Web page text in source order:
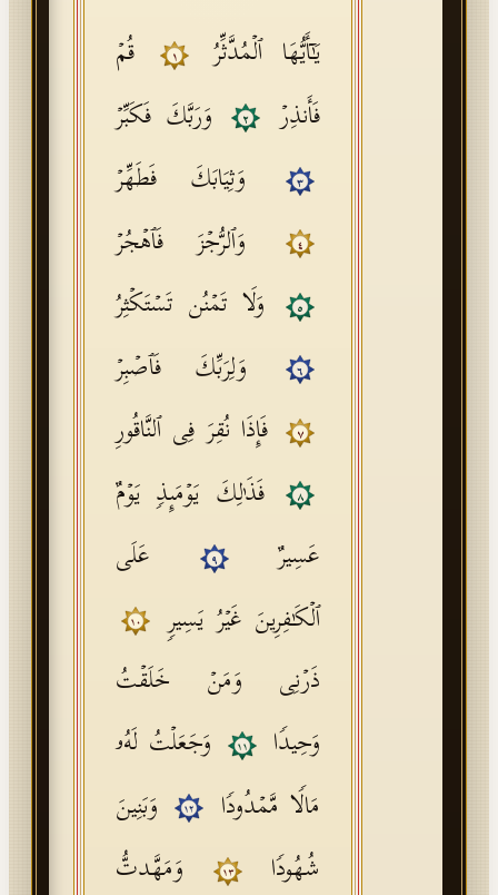
یَـٰۤأَیُّهَا ٱلۡمُدَّثِّرُ ١
قُمۡ
فَأَنذِرۡ
٢ وَرَبَّكَ فَكَبِّرۡ
٣ وَثِیَابَكَ فَطَهِّرۡ
٤ وَٱلرُّجۡزَ فَٱهۡجُرۡ
٥ وَلَا تَمۡنُن تَسۡتَكۡثِرُ
٦ وَلِرَبِّكَ فَٱصۡبِرۡ
٧ فَإِذَا نُقِرَ فِی ٱلنَّاقُورِ
٨
فَذَ ٰ⁠لِكَ یَوۡمَىِٕذࣲ یَوۡمٌ
عَسِیرٌ
٩
عَلَى
ٱلۡكَـٰفِرِینَ غَیۡرُ یَسِیرࣲ
١٠
ذَرۡنِی وَمَنۡ خَلَقۡتُ
وَحِیدࣰا
١١
وَجَعَلۡتُ لَهُۥ
مَالࣰا مَّمۡدُودࣰا
١٢
وَبَنِینَ
شُهُودࣰا
١٣
وَمَهَّدتُّ